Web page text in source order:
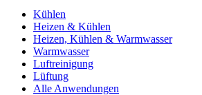
Kühlen
Heizen & Kühlen
Heizen, Kühlen & Warmwasser
Warmwasser
Luftreinigung
Lüftung
Alle Anwendungen